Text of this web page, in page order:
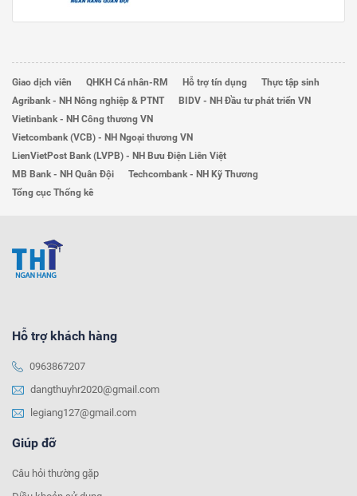
Giao dịch viên QHKH Cá nhân-RM Hỗ trợ tín dụng
Thực tập sinh
Agribank - NH Nông nghiệp & PTNT
BIDV - NH Đầu tư phát triển VN
Vietinbank - NH Công thương VN
Vietcombank (VCB) - NH Ngoại thương VN
LienVietPost Bank (LVPB) - NH Bưu Điện Liên Việt
MB Bank - NH Quân Đội
Techcombank - NH Kỹ Thương
Tổng cục Thống kê
Hỗ trợ khách hàng
0963867207
dangthuyhr2020@gmail.com
legiang127@gmail.com
Giúp đỡ
Câu hỏi thường gặp